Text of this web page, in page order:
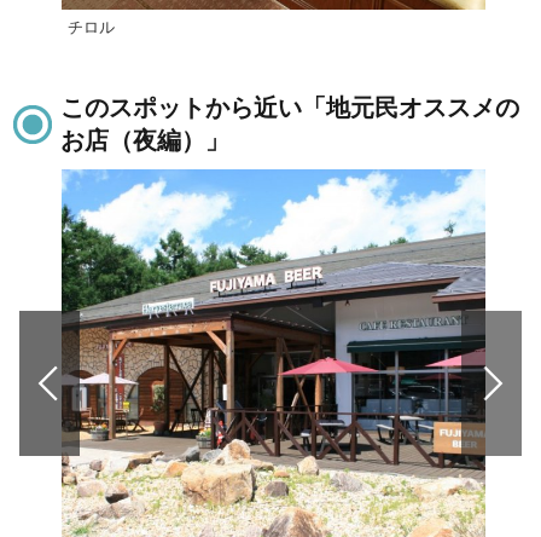
チロル
このスポットから近い「地元民オススメの
お店（夜編）」